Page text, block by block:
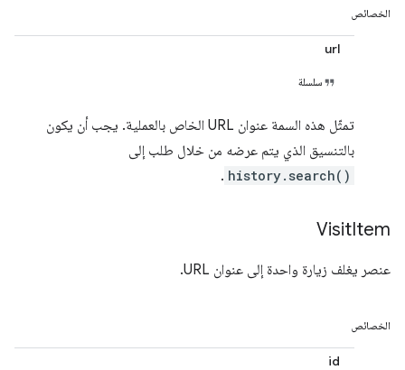
الخصائص
url
سلسلة
تمثّل هذه السمة عنوان URL الخاص بالعملية. يجب أن يكون
بالتنسيق الذي يتم عرضه من خلال طلب إلى
history.search()
.
VisitItem
عنصر يغلف زيارة واحدة إلى عنوان URL.
الخصائص
id